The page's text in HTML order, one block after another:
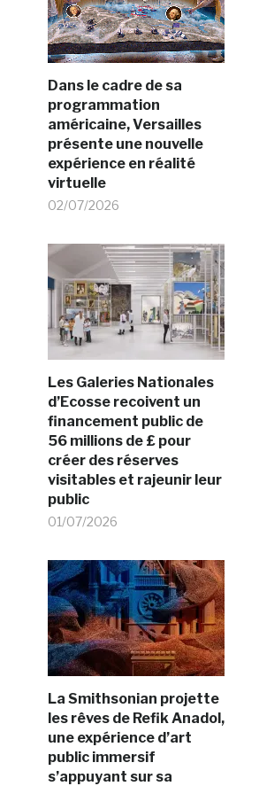
Dans le cadre de sa
programmation
américaine, Versailles
présente une nouvelle
expérience en réalité
virtuelle
02/07/2026
Les Galeries Nationales
d’Ecosse recoivent un
financement public de
56 millions de £ pour
créer des réserves
visitables et rajeunir leur
public
01/07/2026
La Smithsonian projette
les rêves de Refik Anadol,
une expérience d’art
public immersif
s’appuyant sur sa